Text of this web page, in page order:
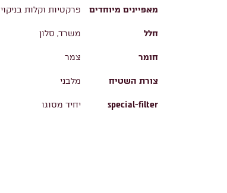
מאפיינים מיוחדים פרקטיות וקלות בניקוי
חלל משרד, סלון
חומר צמר
צורת השטיח מלבני
special-filter יחיד מסוגו